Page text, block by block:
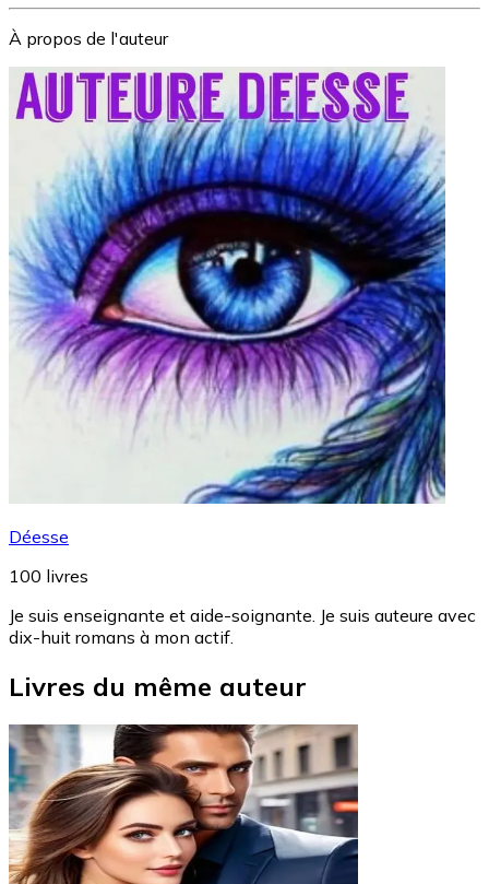
À propos de l'auteur
Déesse
100 livres
Je suis enseignante et aide-soignante. Je suis auteure avec
dix-huit romans à mon actif.
Livres du même auteur